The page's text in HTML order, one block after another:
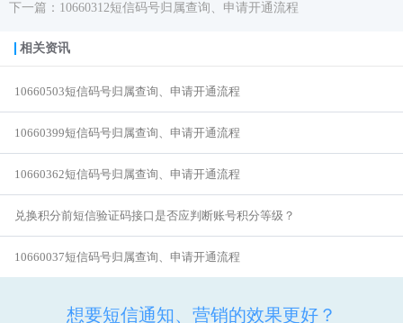
下一篇：10660312短信码号归属查询、申请开通流程
相关资讯
10660503短信码号归属查询、申请开通流程
10660399短信码号归属查询、申请开通流程
10660362短信码号归属查询、申请开通流程
兑换积分前短信验证码接口是否应判断账号积分等级？
10660037短信码号归属查询、申请开通流程
想要短信通知、营销的效果更好？